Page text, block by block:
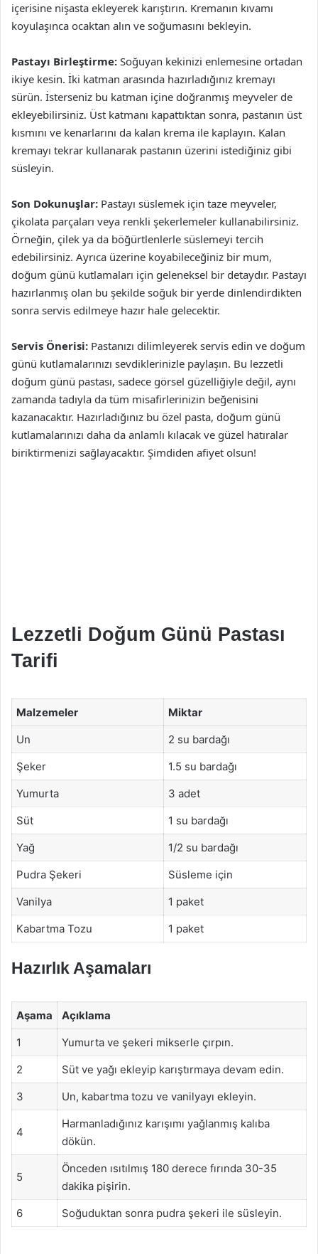
içerisine nişasta ekleyerek karıştırın. Kremanın kıvamı
koyulaşınca ocaktan alın ve soğumasını bekleyin.
Pastayı Birleştirme: Soğuyan kekinizi enlemesine ortadan
ikiye kesin. İki katman arasında hazırladığınız kremayı
sürün. İsterseniz bu katman içine doğranmış meyveler de
ekleyebilirsiniz. Üst katmanı kapattıktan sonra, pastanın üst
kısmını ve kenarlarını da kalan krema ile kaplayın. Kalan
kremayı tekrar kullanarak pastanın üzerini istediğiniz gibi
süsleyin.
Son Dokunuşlar: Pastayı süslemek için taze meyveler,
çikolata parçaları veya renkli şekerlemeler kullanabilirsiniz.
Örneğin, çilek ya da böğürtlenlerle süslemeyi tercih
edebilirsiniz. Ayrıca üzerine koyabileceğiniz bir mum,
doğum günü kutlamaları için geleneksel bir detaydır. Pastayı
hazırlanmış olan bu şekilde soğuk bir yerde dinlendirdikten
sonra servis edilmeye hazır hale gelecektir.
Servis Önerisi: Pastanızı dilimleyerek servis edin ve doğum
günü kutlamalarınızı sevdiklerinizle paylaşın. Bu lezzetli
doğum günü pastası, sadece görsel güzelliğiyle değil, aynı
zamanda tadıyla da tüm misafirlerinizin beğenisini
kazanacaktır. Hazırladığınız bu özel pasta, doğum günü
kutlamalarınızı daha da anlamlı kılacak ve güzel hatıralar
biriktirmenizi sağlayacaktır. Şimdiden afiyet olsun!
Lezzetli Doğum Günü Pastası
Tarifi
Malzemeler
Miktar
Un
2 su bardağı
Şeker
1.5 su bardağı
Yumurta
3 adet
Süt
1 su bardağı
Yağ
1/2 su bardağı
Pudra Şekeri
Süsleme için
Vanilya
1 paket
Kabartma Tozu
1 paket
Hazırlık Aşamaları
Aşama
Açıklama
1
Yumurta ve şekeri mikserle çırpın.
2
Süt ve yağı ekleyip karıştırmaya devam edin.
3
Un, kabartma tozu ve vanilyayı ekleyin.
4
Harmanladığınız karışımı yağlanmış kalıba
dökün.
5
Önceden ısıtılmış 180 derece fırında 30-35
dakika pişirin.
6
Soğuduktan sonra pudra şekeri ile süsleyin.